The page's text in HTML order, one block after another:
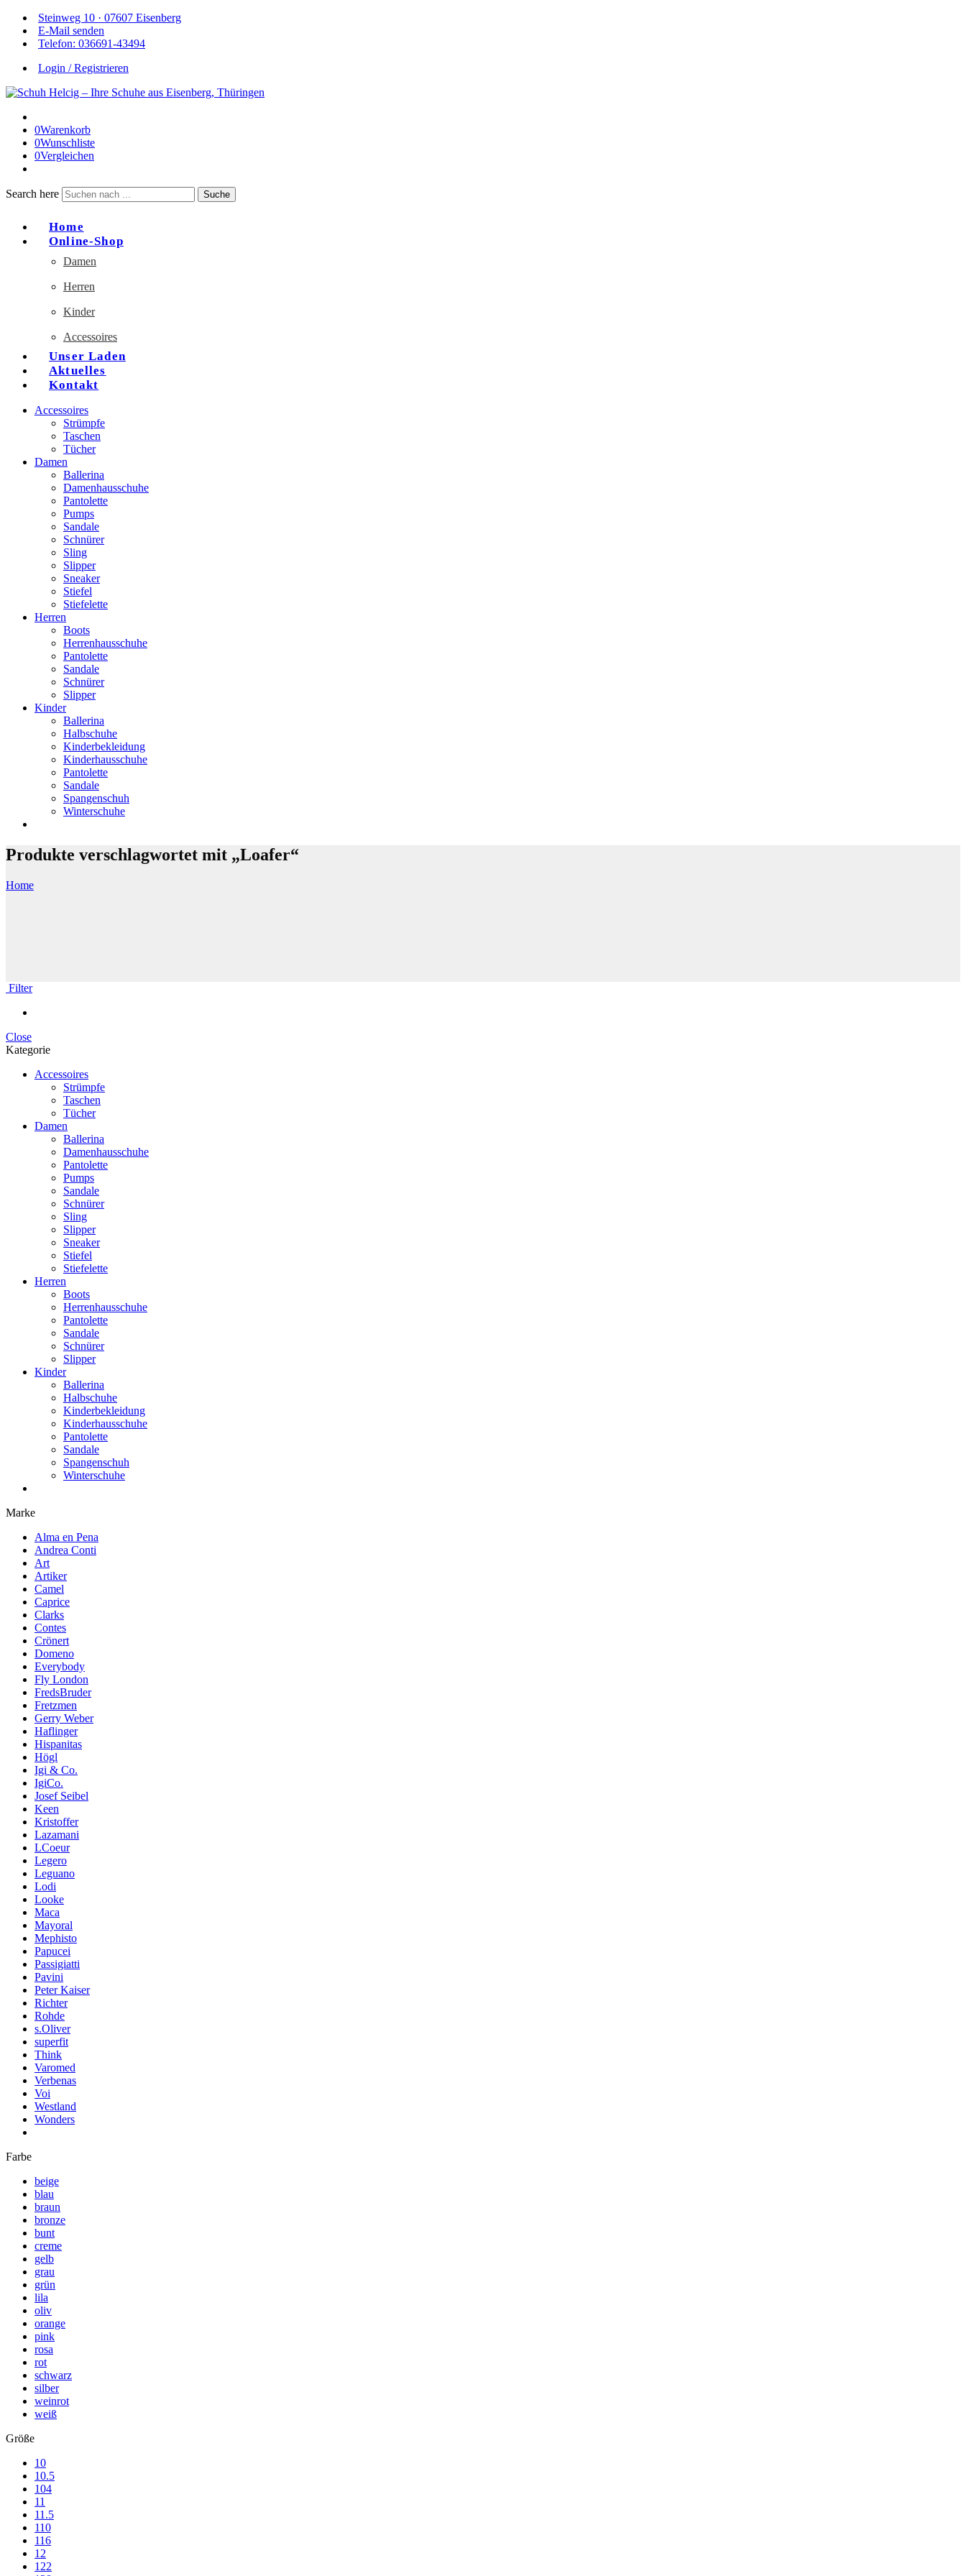
Steinweg 10 · 07607 Eisenberg
E-Mail senden
Telefon: 036691-43494
Login / Registrieren
0Warenkorb
0Wunschliste
0Vergleichen
Search here Suche
Home
Online-Shop
Damen
Herren
Kinder
Accessoires
Unser Laden
Aktuelles
Kontakt
Accessoires
Strümpfe
Taschen
Tücher
Damen
Ballerina
Damenhausschuhe
Pantolette
Pumps
Sandale
Schnürer
Sling
Slipper
Sneaker
Stiefel
Stiefelette
Herren
Boots
Herrenhausschuhe
Pantolette
Sandale
Schnürer
Slipper
Kinder
Ballerina
Halbschuhe
Kinderbekleidung
Kinderhausschuhe
Pantolette
Sandale
Spangenschuh
Winterschuhe
Produkte verschlagwortet mit „Loafer“
Home
Filter
Close
Kategorie
Accessoires
Strümpfe
Taschen
Tücher
Damen
Ballerina
Damenhausschuhe
Pantolette
Pumps
Sandale
Schnürer
Sling
Slipper
Sneaker
Stiefel
Stiefelette
Herren
Boots
Herrenhausschuhe
Pantolette
Sandale
Schnürer
Slipper
Kinder
Ballerina
Halbschuhe
Kinderbekleidung
Kinderhausschuhe
Pantolette
Sandale
Spangenschuh
Winterschuhe
Marke
Alma en Pena
Andrea Conti
Art
Artiker
Camel
Caprice
Clarks
Contes
Crönert
Domeno
Everybody
Fly London
FredsBruder
Fretzmen
Gerry Weber
Haflinger
Hispanitas
Högl
Igi & Co.
IgiCo.
Josef Seibel
Keen
Kristoffer
Lazamani
LCoeur
Legero
Leguano
Lodi
Looke
Maca
Mayoral
Mephisto
Papucei
Passigiatti
Pavini
Peter Kaiser
Richter
Rohde
s.Oliver
superfit
Think
Varomed
Verbenas
Voi
Westland
Wonders
Farbe
beige
blau
braun
bronze
bunt
creme
gelb
grau
grün
lila
oliv
orange
pink
rosa
rot
schwarz
silber
weinrot
weiß
Größe
10
10.5
104
11
11.5
110
116
12
122